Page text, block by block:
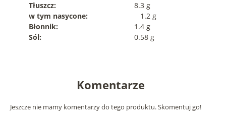
Tłuszcz:
8.3 g
w tym nasycone:
1.2 g
Błonnik:
1.4 g
Sól:
0.58 g
Komentarze
Jeszcze nie mamy komentarzy do tego produktu. Skomentuj go!